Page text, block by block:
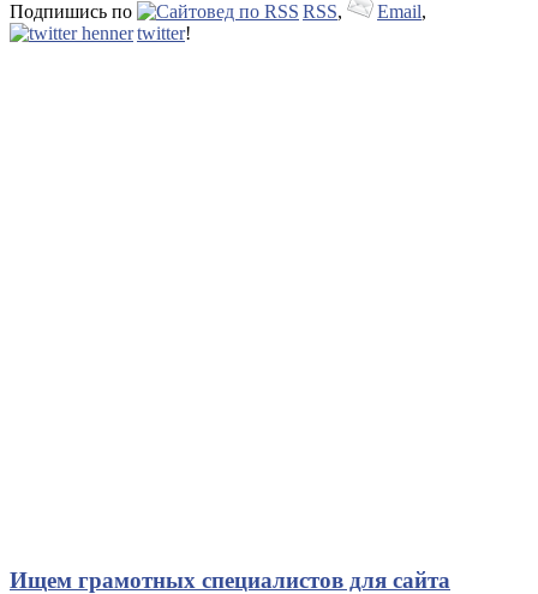
Подпишись по RSS, Email,
twitter!
Ищем грамотных специалистов для сайта